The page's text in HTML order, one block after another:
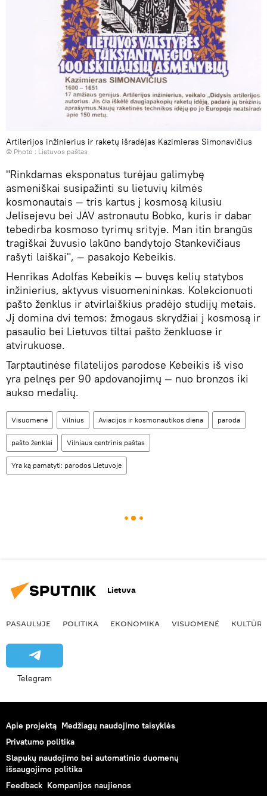
Artilerijos inžinierius ir raketų išradėjas Kazimieras Simonavičius
© Photo : Lietuvos paštas
"Rinkdamas eksponatus turėjau galimybę
asmeniškai susipažinti su lietuvių kilmės
kosmonautais — tris kartus į kosmosą kilusiu
Jelisejevu bei JAV astronautu Bobko, kuris ir dabar
tebedirba kosmoso tyrimų srityje. Man itin brangūs
tragiškai žuvusio lakūno bandytojo Stankevičiaus
rašyti laiškai", — pasakojo Kebeikis.
Henrikas Adolfas Kebeikis — buvęs kelių statybos
inžinierius, aktyvus visuomenininkas. Kolekcionuoti
pašto ženklus ir atvirlaiškius pradėjo studijų metais.
Jį domina dvi temos: žmogaus skrydžiai į kosmosą ir
pasaulio bei Lietuvos tiltai pašto ženkluose ir
atvirukuose.
Tarptautinėse filatelijos parodose Kebeikis iš viso
yra pelnęs per 90 apdovanojimų — nuo bronzos iki
aukso medalių.
Visuomenė Vilnius Aviacijos ir kosmonautikos diena paroda
pašto ženklai Vilniaus centrinis paštas
Yra ką pamatyti: parodos Lietuvoje
Lietuva
PASAULYJE POLITIKA EKONOMIKA VISUOMENĖ KULTŪRA
Telegram
Apie projektą Medžiagų naudojimo taisyklės
Privatumo politika
Slapukų naudojimo bei automatinio duomenų
išsaugojimo politika
Feedback Kompanijos naujienos